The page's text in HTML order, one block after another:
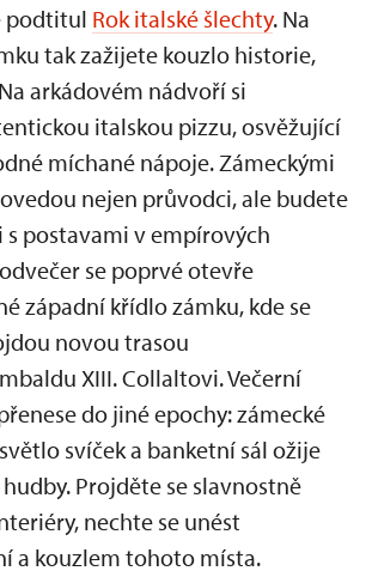
podtitul Rok italské šlechty. Na
tak zažijete kouzlo historie,
arkádovém nádvoří si
italskou pizzu, osvěžující
míchané nápoje. Zámeckými
nejen průvodci, ale budete
s postavami v empírových
se poprvé otevře
západní křídlo zámku, kde se
novou trasou
XIII. Collaltovi. Večerní
do jiné epochy: zámecké
svíček a banketní sál ožije
Projděte se slavnostně
nechte se unést
a kouzlem tohoto místa.